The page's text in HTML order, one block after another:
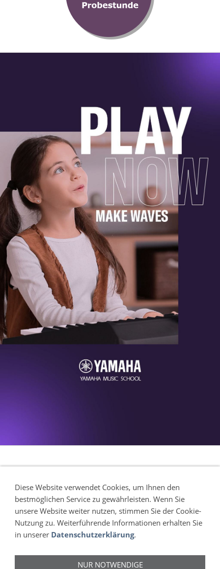
Kontakt
Datenschutzerklärung
Diese Website verwendet Cookies, um Ihnen den
bestmöglichen Service zu gewährleisten. Wenn Sie
unsere Website weiter nutzen, stimmen Sie der Cookie-
Nutzung zu. Weiterführende Informationen erhalten Sie
in unserer Datenschutzerklärung.
NUR NOTWENDIGE